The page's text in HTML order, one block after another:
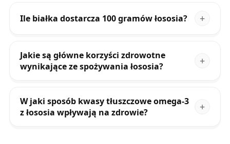
Ile białka dostarcza 100 gramów łososia?
Jakie są główne korzyści zdrowotne
wynikające ze spożywania łososia?
W jaki sposób kwasy tłuszczowe omega-3
z łososia wpływają na zdrowie?